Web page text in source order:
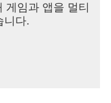
게임과 앱을 멀티
니다.